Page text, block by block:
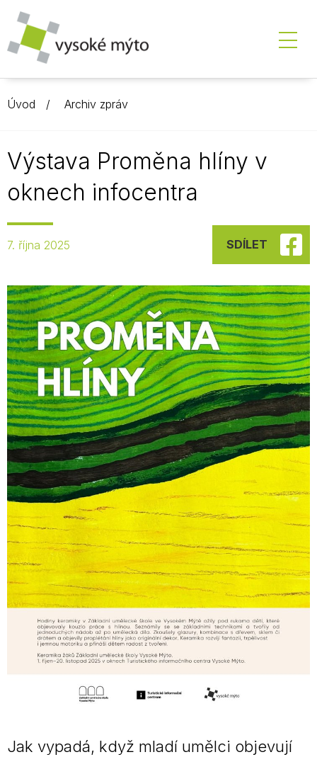
Úvod Archiv zpráv
Výstava Proměna hlíny v
oknech infocentra
7. října 2025 SDÍLET
Jak vypadá, když mladí umělci objevují